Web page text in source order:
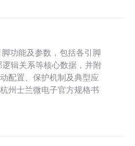
功能及参数，包括各引脚
辑关系等核心数据，并附
配置、保护机制及典型应
州士兰微电子官方规格书